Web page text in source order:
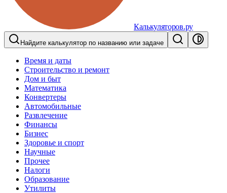
Калькуляторов.ру
Найдите калькулятор по названию или задаче
Время и даты
Строительство и ремонт
Дом и быт
Математика
Конвертеры
Автомобильные
Развлечение
Финансы
Бизнес
Здоровье и спорт
Научные
Прочее
Налоги
Образование
Утилиты